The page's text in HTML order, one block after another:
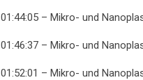
01:44:05 – Mikro- und
01:46:37 – Mikro- und
01:52:01 – Mikro- und